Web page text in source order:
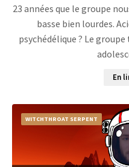
23 années que le groupe
basse bien lourdes.
psychédélique ? Le
En
WITCHTHROAT SERPENT